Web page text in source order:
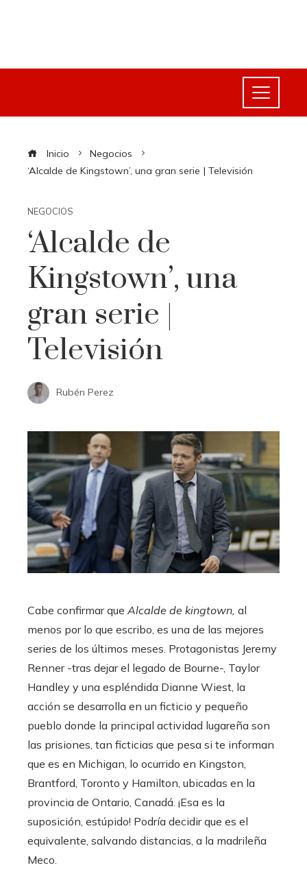
Inicio
Negocios
‘Alcalde de Kingstown’, una gran serie | Televisión
NEGOCIOS
‘Alcalde de
Kingstown’, una
gran serie |
Televisión
Rubén Perez
Cabe confirmar que Alcalde de kingtown al
menos por lo que escribo, es una de las mejores
series de los últimos meses. Protagonistas Jeremy
Renner -tras dejar el legado de Bourne-, Taylor
Handley y una espléndida Dianne Wiest, la
acción se desarrolla en un ficticio y pequeño
pueblo donde la principal actividad lugareña son
las prisiones, tan ficticias que pesa si te informan
que es en Michigan, lo ocurrido en Kingston,
Brantford, Toronto y Hamilton, ubicadas en la
provincia de Ontario, Canadá. ¡Esa es la
suposición, estúpido! Podría decidir que es el
equivalente, salvando distancias, a la madrileña
Meco.